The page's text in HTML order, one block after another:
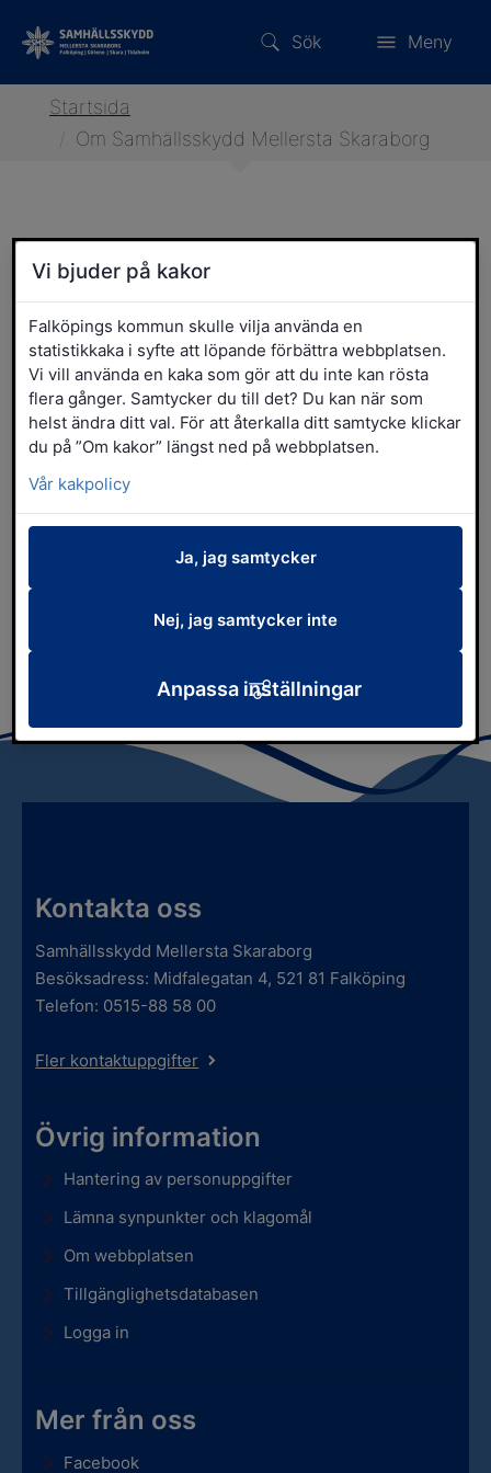
Sök Meny
Startsida
Om Samhällsskydd Mellersta Skaraborg
Om Samhällsskydd Mellersta
Skaraborg
Vårt uppdrag
Vår organisation
Vår organisation
Vårt uppdrag
Kontakta oss
Samhällsskydd Mellersta Skaraborg
Besöksadress: Midfalegatan 4, 521 81 Falköping
Telefon: 0515-88 58 00
Fler kontaktuppgifter
Övrig information
Hantering av personuppgifter
Lämna synpunkter och klagomål
Om webbplatsen
Tillgänglighetsdatabasen
Logga in
Mer från oss
Facebook
Vi bjuder på kakor
Falköpings kommun skulle vilja använda en
statistikkaka i syfte att löpande förbättra webbplatsen.
Vi vill använda en kaka som gör att du inte kan rösta
flera gånger. Samtycker du till det? Du kan när som
helst ändra ditt val. För att återkalla ditt samtycke klickar
du på ”Om kakor” längst ned på webbplatsen.
Vår kakpolicy
Ja, jag samtycker
Nej, jag samtycker inte
Anpassa inställningar